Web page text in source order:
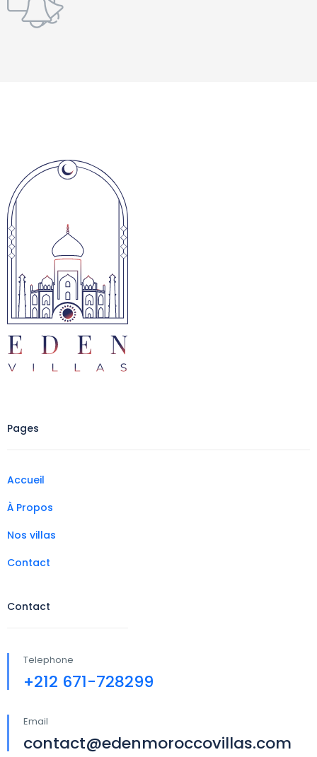
Pages
Accueil
À Propos
Nos villas
Contact
Contact
Telephone
+212 671-728299
Email
contact@edenmoroccovillas.com